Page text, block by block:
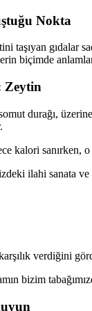
Nokta
taşıyan gıdalar
biçimde
Zeytin
durağı,
kalori sanırken,
ilahi sanata
verdiğini
bizim